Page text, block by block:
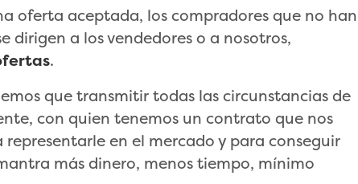
oferta aceptada, los compradores que no han
dirigen a los vendedores o a nosotros,
.
que transmitir todas las circunstancias de
con quien tenemos un contrato que nos
en el mercado y para conseguir
más dinero, menos tiempo, mínimo